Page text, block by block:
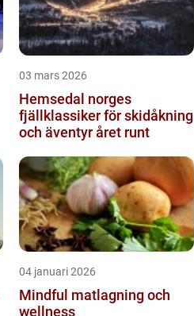
03 mars 2026
Hemsedal norges
fjällklassiker för skidåkning
och äventyr året runt
04 januari 2026
Mindful matlagning och
wellness